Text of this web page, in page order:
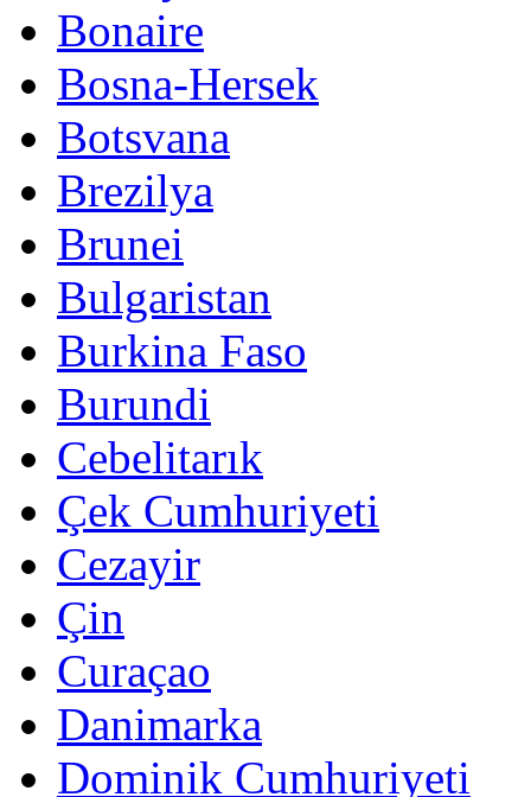
Bonaire
Bosna-Hersek
Botsvana
Brezilya
Brunei
Bulgaristan
Burkina Faso
Burundi
Cebelitarık
Çek Cumhuriyeti
Cezayir
Çin
Curaçao
Danimarka
Dominik Cumhuriyeti